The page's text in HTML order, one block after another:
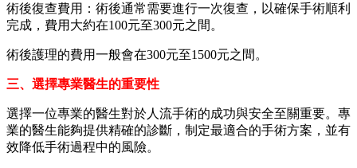
術後復查費用：術後通常需要進行一次復查，以確保手術順利
完成，費用大約在100元至300元之間。
術後護理的費用一般會在300元至1500元之間。
三、選擇專業醫生的重要性
選擇一位專業的醫生對於人流手術的成功與安全至關重要。專
業的醫生能夠提供精確的診斷，制定最適合的手術方案，並有
效降低手術過程中的風險。